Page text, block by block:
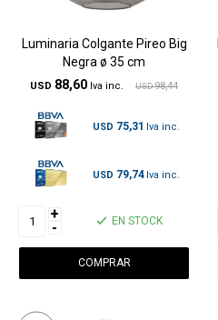
Luminaria Colgante Pireo Big
Negra ø 35 cm
USD 88,60 USD 98,44
USD 75,31
USD 79,74
+
- EN STOCK